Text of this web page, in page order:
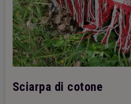
Sciarpa di cotone